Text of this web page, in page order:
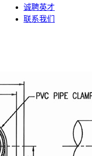
诚聘英才
联系我们